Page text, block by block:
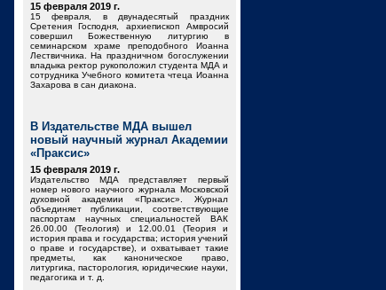
15 февраля 2019 г.
15 февраля, в двунадесятый праздник
Сретения Господня, архиепископ Амвросий
совершил Божественную литургию в
семинарском храме преподобного Иоанна
Лествичника. На праздничном богослужении
владыка ректор рукоположил студента МДА и
сотрудника Учебного комитета чтеца Иоанна
Захарова в сан диакона.
В Издательстве МДА вышел
новый научный журнал Академии
«Праксис»
15 февраля 2019 г.
Издательство МДА представляет первый
номер нового научного журнала Московской
духовной академии «Праксис». Журнал
объединяет публикации, соответствующие
паспортам научных специальностей ВАК
26.00.00 (Теология) и 12.00.01 (Теория и
история права и государства; история учений
о праве и государстве), и охватывает такие
предметы, как каноническое право,
литургика, пасторология, юридические науки,
педагогика и т. д.